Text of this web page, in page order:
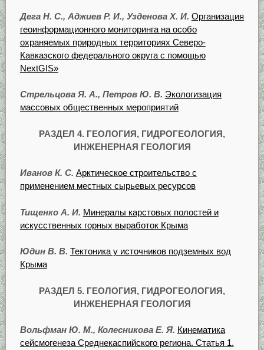
Дега Н. С., Аджиев Р. И., Узденова Х. И. Организация
геоинформационного мониторинга на особо
охраняемых природных территориях Северо-
Кавказского федерального округа с помощью
NextGIS»
Стрельцова Я. А., Петров Ю. В. Экологизация
массовых общественных мероприятий
РАЗДЕЛ 4. ГЕОЛОГИЯ, ГИДРОГЕОЛОГИЯ,
ИНЖЕНЕРНАЯ ГЕОЛОГИЯ
Иванов К. С. Арктическое строительство с
применением местных сырьевых ресурсов
Тищенко А. И. Минералы карстовых полостей и
искусственных горных выработок Крыма
Юдин В. В. Тектоника у источников подземных вод
Крыма
РАЗДЕЛ 5. ГЕОЛОГИЯ, ГИДРОГЕОЛОГИЯ,
ИНЖЕНЕРНАЯ ГЕОЛОГИЯ
Вольфман Ю. М., Колесникова Е. Я. Кинематика
сейсмогенеза Среднекаспийского региона. Статья 1.